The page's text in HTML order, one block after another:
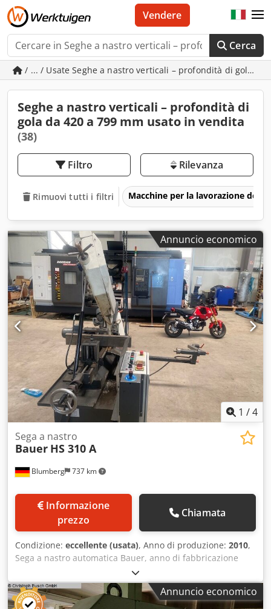
Cerca
Vendere
/ ... / Usate Seghe a nastro verticali – profondità di gola da
Seghe a nastro verticali – profondità di
gola da 420 a 799 mm usato in vendita
(38)
Filtro Rilevanza
Rimuovi tutti i filtri Macchine per la lavorazione del
Annuncio economico
1 /4
Blumberg 737 km
Sega a nastro
Bauer HS 310 A
prezzo
Chiamata
Condizione: eccellente (usata), Anno di produzione: 2010,
Sega a nastro automatica Bauer, anno di fabbricazione
2010 Diametro della lama circolare: 300 mm Capacità di
taglio rettilineo: 20 x 220 mm Dimensioni della lama: 3660
x 27 x 0,9 mm Dodszrmfhopfx Ai HeckAnnuncio economico